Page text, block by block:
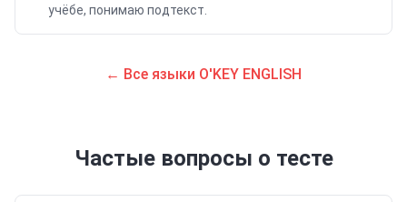
учёбе, понимаю подтекст.
← Все языки O'KEY ENGLISH
Частые вопросы о тесте